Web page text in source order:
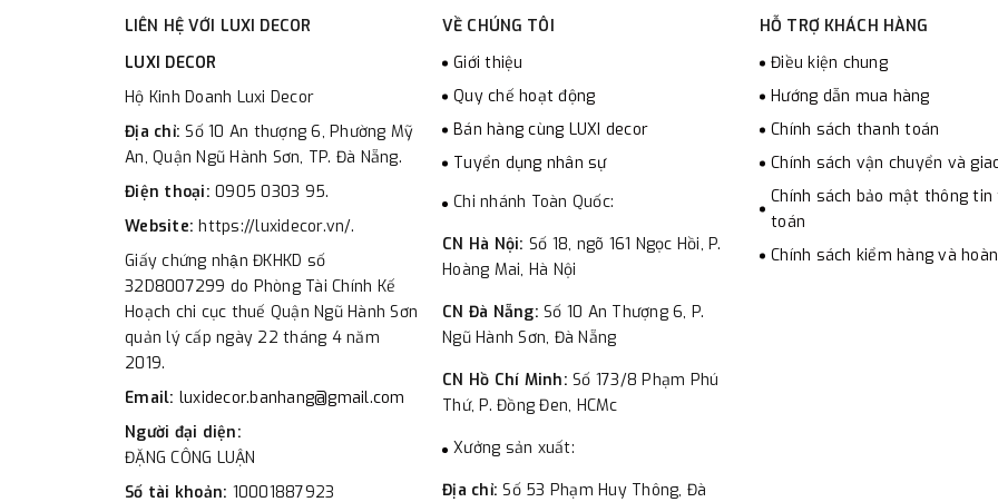
LIÊN HỆ VỚI LUXI DECOR
LUXI DECOR
Hộ Kinh Doanh Luxi Decor
Địa chỉ: Số 10 An thượng 6, Phường Mỹ
An, Quận Ngũ Hành Sơn, TP. Đà Nẵng.
Điện thoại: 0905 0303 95.
Website: https://luxidecor.vn/.
Giấy chứng nhận ĐKHKD số
32D8007299 do Phòng Tài Chính Kế
Hoạch chi cục thuế Quận Ngũ Hành Sơn
quản lý cấp ngày 22 tháng 4 năm
2019.
Email: luxidecor.banhang@gmail.com
Người đại diện:
ĐẶNG CÔNG LUẬN
Số tài khoản: 10001887923
VỀ CHÚNG TÔI
Giới thiệu
Quy chế hoạt động
Bán hàng cùng LUXI decor
Tuyển dụng nhân sự
Chi nhánh Toàn Quốc:
CN Hà Nội: Số 18, ngõ 161 Ngọc Hồi, P.
Hoàng Mai, Hà Nội
CN Đà Nẵng: Số 10 An Thượng 6, P.
Ngũ Hành Sơn, Đà Nẵng
CN Hồ Chí Minh: Số 173/8 Phạm Phú
Thứ, P. Đồng Đen, HCMc
Xưởng sản xuất:
Địa chỉ:Số 53 Phạm Huy Thông, Đà
HỖ TRỢ KHÁCH HÀNG
Điều kiện chung
Hướng dẫn mua hàng
Chính sách thanh toán
Chính sách vận chuyển và
Chính sách bảo mật thông tin
toán
Chính sách kiểm hàng và